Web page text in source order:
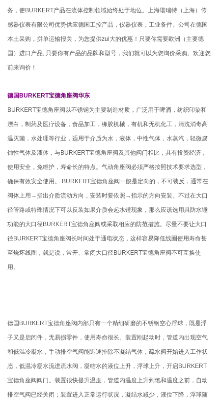
务，使BURKERT产品在流体控制领域始终处于地位。上海谱瑞特（上海）传
感器仪表有限公司优势供应德国工控产品，仪器仪表，工业备件。公司在德国
本土采购，拼单运输报关，为您提供zui大的优惠！只要你需要欧洲（主要德
国）进口产品, 只要你有产品的品牌和型号，我们就可以为您询价采购。欢迎您
前来询价！
德国BURKERT宝德角座阀华东
BURKERT宝德角座阀以不锈钢为主要制造材质，广泛用于啤酒，纺织印染和
漂白，制药及医疗设备，食品加工，橡胶机械，有机和无机化工，清洗消毒高
温灭菌，水处理等行业，适用于介质为水，液体，中性气体，水蒸汽，轻微腐
蚀性气体及液体，与BURKERT宝德角座阀及其他阀门相比，具有投资经济，
使用安全，免维护，寿命长的特点。气动角座阀必须严格按照技术要求选型，
确保有效安全使用。 BURKERT宝德角座阀一般是定向的，不可装反，通常在
阀体上用→指出介质流动方向，安装时要依照→指示的方向安装。不过在大口
径管路或特殊情况下可以反装如果介质会起水锤现象，那么应该选用具防水锤
功能的大口径BURKERT宝德角座阀或采取相应的防范措施。尽量不要让大口
径BURKERT宝德角座阀长时间处于通电状态，这样容易降低线圈使用寿命甚
至烧坏线圈，就是说，常开、常闭大口径BURKERT宝德角座阀不可互换使
用。
德国BURKERT宝德角座阀内部只有一个精细研磨的不锈钢空心浮球，既是浮
子又是启闭件，无易损零件，使用寿命很长。装置刚起动时，管道内出现空气
和低温冷凝水，手动排空气阀能迅速排除不凝结气体，疏水阀开始进入工作状
态，低温冷凝水流进疏水阀，凝结水的液位上升，浮球上升，开启BURKERT
宝德角座阀阀门。装置很快提升温度，管道内温度上升到饱和温度之前，自动
排空气阀已经关闭；装置进入正常运行状况，凝结水减少，液位下降，浮球随